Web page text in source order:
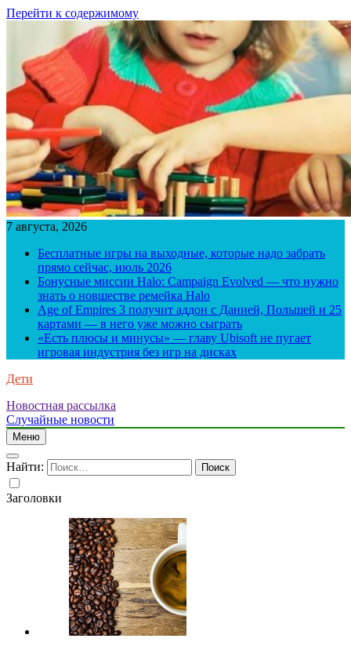
Перейти к содержимому
7 августа, 2026
Бесплатные игры на выходные, которые надо забрать
прямо сейчас, июль 2026
Бонусные миссии Halo: Campaign Evolved — что нужно
знать о новшестве ремейка Halo
Age of Empires 3 получит аддон с Данией, Польшей и 25
картами — в него уже можно сыграть
«Есть плюсы и минусы» — главу Ubisoft не пугает
игровая индустрия без игр на дисках
Дети
Новостная рассылка
Случайные новости
Меню
Найти:
Заголовки